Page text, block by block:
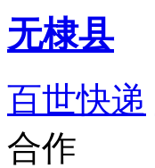
无棣县
百世快递
合作